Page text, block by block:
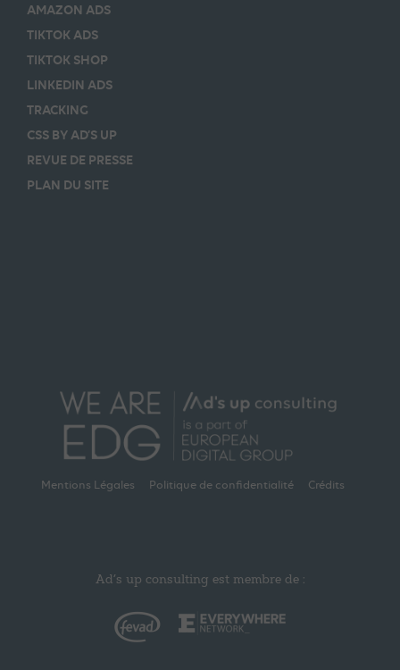
AMAZON ADS
TIKTOK ADS
TIKTOK SHOP
LINKEDIN ADS
TRACKING
CSS BY AD’S UP
REVUE DE PRESSE
PLAN DU SITE
Mentions Légales Politique de confidentialité Crédits
Ad’s up consulting est membre de :